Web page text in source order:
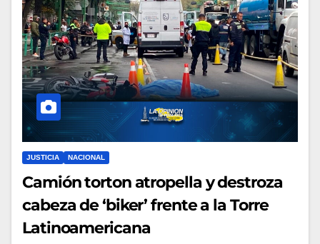
JUSTICIA NACIONAL
Camión torton atropella y destroza
cabeza de ‘biker’ frente a la Torre
Latinoamericana